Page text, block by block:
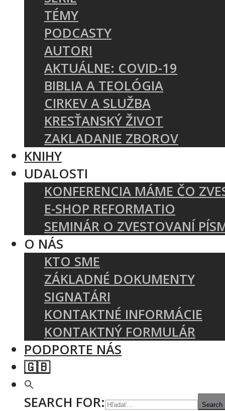
TÉMY
PODCASTY
AUTORI
AKTUÁLNE: COVID-19
BIBLIA A TEOLÓGIA
CIRKEV A SLUŽBA
KRESŤANSKÝ ŽIVOT
ZAKLADANIE ZBOROV
KNIHY
UDALOSTI
KONFERENCIA MÁME ČO
E-SHOP REFORMATIO
SEMINÁR O ZVESTOVANÍ
O NÁS
KTO SME
ZÁKLADNÉ DOKUMENTY
SIGNATÁRI
KONTAKTNÉ INFORMÁCIE
KONTAKTNÝ FORMULÁR
PODPORTE NÁS
🇬🇧
SEARCH FOR:
Search